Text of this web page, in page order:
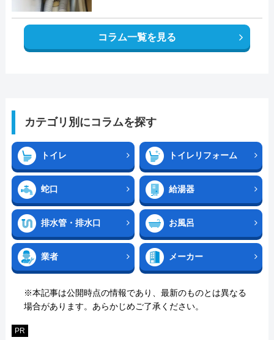
コラム一覧を見る
カテゴリ別にコラムを探す
トイレ トイレリフォーム
蛇口 給湯器
排水管・排水口 お風呂
業者 メーカー
※本記事は公開時点の情報であり、最新のものとは異なる
場合があります。あらかじめご了承ください。
PR